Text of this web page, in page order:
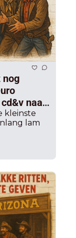
nog
naar
opjaagt
kleinste
lam